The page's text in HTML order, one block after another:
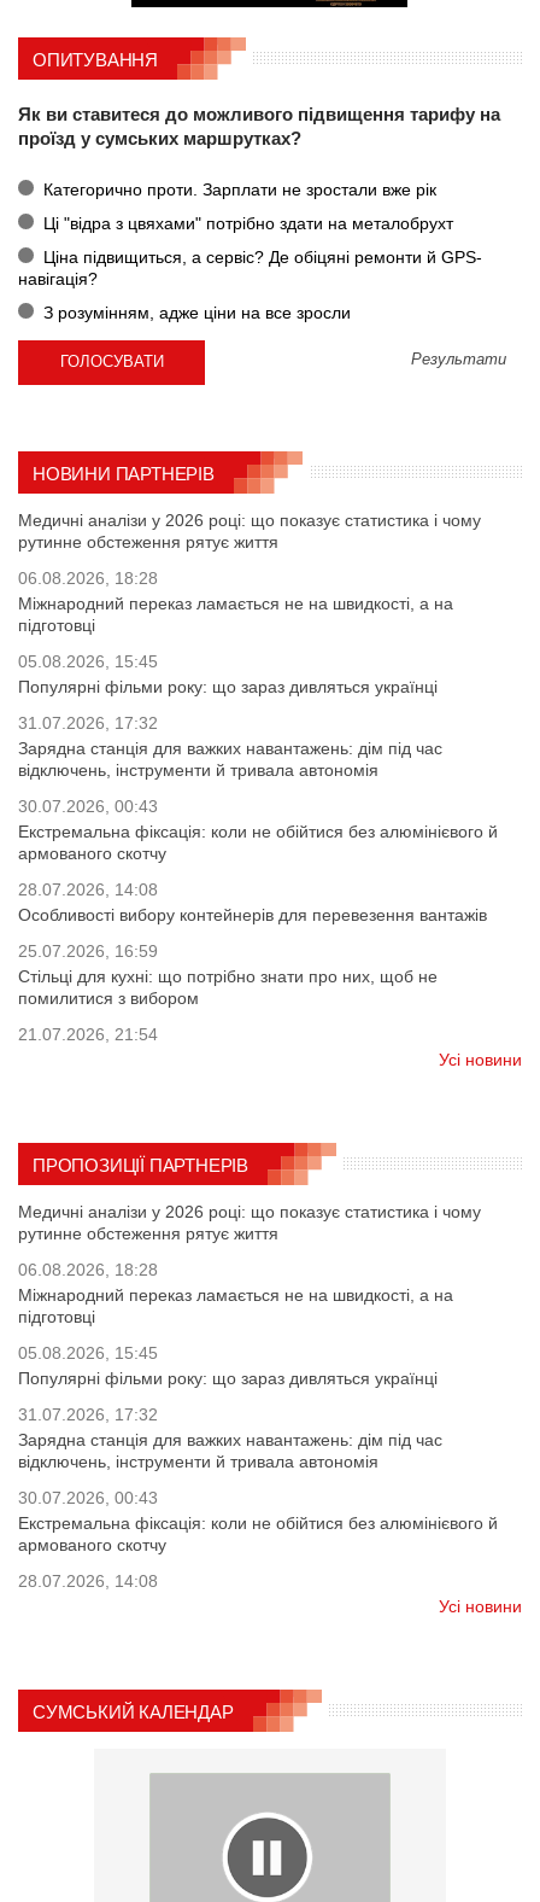
ОПИТУВАННЯ
Як ви ставитеся до можливого підвищення тарифу на
проїзд у сумських маршрутках?
Категорично проти. Зарплати не зростали вже рік
Ці "відра з цвяхами" потрібно здати на металобрухт
Ціна підвищиться, а сервіс? Де обіцяні ремонти й GPS-
навігація?
З розумінням, адже ціни на все зросли
Результати
НОВИНИ ПАРТНЕРІВ
Медичні аналізи у 2026 році: що показує статистика і чому
рутинне обстеження рятує життя
06.08.2026, 18:28
Міжнародний переказ ламається не на швидкості, а на
підготовці
05.08.2026, 15:45
Популярні фільми року: що зараз дивляться українці
31.07.2026, 17:32
Зарядна станція для важких навантажень: дім під час
відключень, інструменти й тривала автономія
30.07.2026, 00:43
Екстремальна фіксація: коли не обійтися без алюмінієвого й
армованого скотчу
28.07.2026, 14:08
Особливості вибору контейнерів для перевезення вантажів
25.07.2026, 16:59
Стільці для кухні: що потрібно знати про них, щоб не
помилитися з вибором
21.07.2026, 21:54
Усі новини
ПРОПОЗИЦІЇ ПАРТНЕРІВ
Медичні аналізи у 2026 році: що показує статистика і чому
рутинне обстеження рятує життя
06.08.2026, 18:28
Міжнародний переказ ламається не на швидкості, а на
підготовці
05.08.2026, 15:45
Популярні фільми року: що зараз дивляться українці
31.07.2026, 17:32
Зарядна станція для важких навантажень: дім під час
відключень, інструменти й тривала автономія
30.07.2026, 00:43
Екстремальна фіксація: коли не обійтися без алюмінієвого й
армованого скотчу
28.07.2026, 14:08
Усі новини
СУМСЬКИЙ КАЛЕНДАР